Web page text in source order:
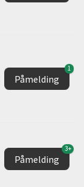
Påmelding
1
Påmelding
3+